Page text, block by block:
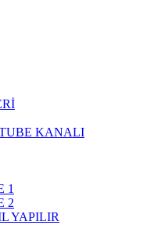
KANALI
1
2
YAPILIR